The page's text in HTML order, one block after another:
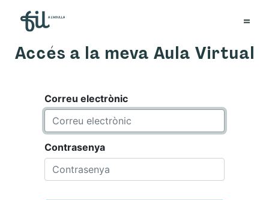
Accés a la meva Aula Virtual
Correu electrònic
Contrasenya